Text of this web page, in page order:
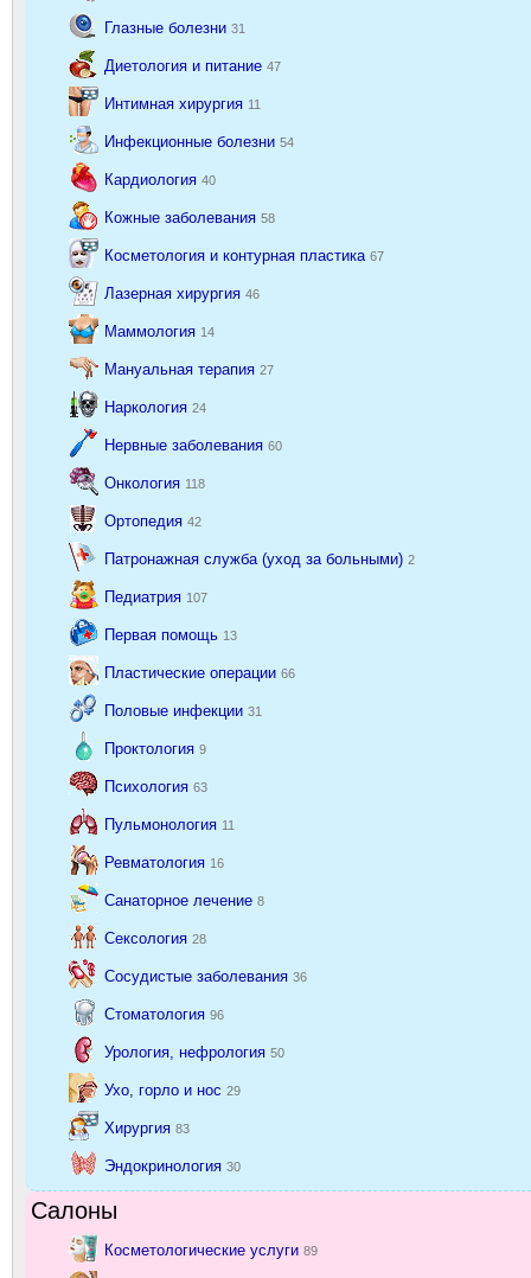
Глазные болезни 31
Диетология и питание 47
Интимная хирургия 11
Инфекционные болезни 54
Кардиология 40
Кожные заболевания 58
Косметология и контурная пластика 67
Лазерная хирургия 46
Маммология 14
Мануальная терапия 27
Наркология 24
Нервные заболевания 60
Онкология 118
Ортопедия 42
Патронажная служба (уход за больными) 2
Педиатрия 107
Первая помощь 13
Пластические операции 66
Половые инфекции 31
Проктология 9
Психология 63
Пульмонология 11
Ревматология 16
Санаторное лечение 8
Сексология 28
Сосудистые заболевания 36
Стоматология 96
Урология, нефрология 50
Ухо, горло и нос 29
Хирургия 83
Эндокринология 30
Салоны
Косметологические услуги 89